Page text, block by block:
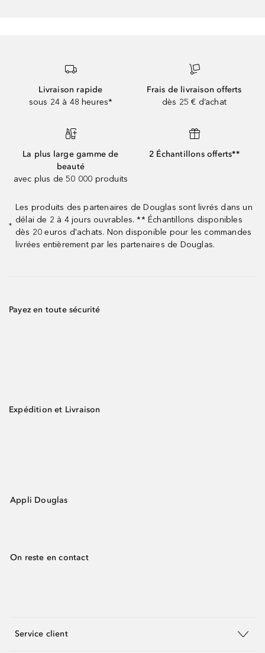
Livraison rapide
sous 24 à 48 heures*
Frais de livraison offerts
dès 25 € d’achat
La plus large gamme de
beauté
avec plus de 50 000 produits
2 Échantillons offerts**
*
Les produits des partenaires de Douglas sont livrés dans un
délai de 2 à 4 jours ouvrables. ** Échantillons disponibles
dès 20 euros d'achats. Non disponible pour les commandes
livrées entièrement par les partenaires de Douglas.
Payez en toute sécurité
Expédition et Livraison
Appli Douglas
On reste en contact
Service client